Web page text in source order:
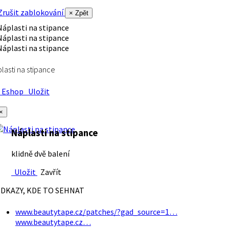
zablokování
× Zpět
na stipance
Uložit
Náplasti na stipance
klidně dvě balení
Uložit Zavřít
KDE TO SEHNAT
www.beautytape.cz/patches/?gad_source=1…
www.beautytape.cz…